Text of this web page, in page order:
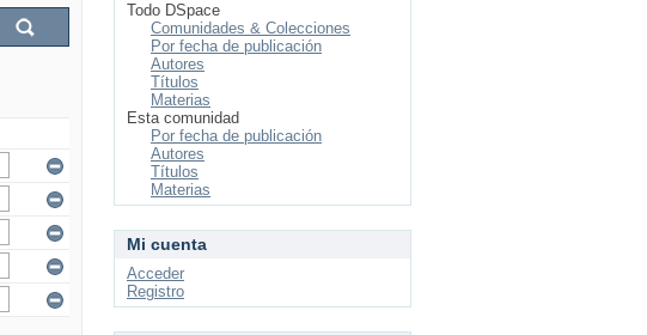
Todo DSpace
Comunidades & Colecciones
Por fecha de publicación
Autores
Títulos
Materias
Esta comunidad
Por fecha de publicación
Autores
Títulos
Materias
Mi cuenta
Acceder
Registro